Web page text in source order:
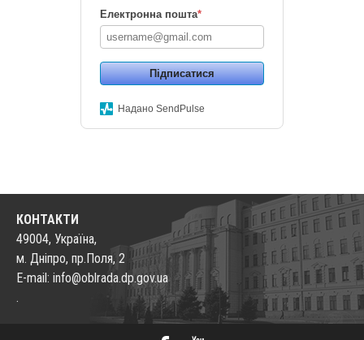
Електронна пошта*
Підписатися
Надано SendPulse
КОНТАКТИ
49004, Україна,
м. Дніпро, пр.Поля, 2
E-mail: info@oblrada.dp.gov.ua
.